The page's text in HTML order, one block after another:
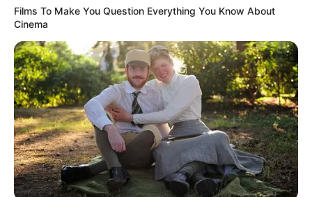
Films To Make You Question Everything You Know About
Cinema